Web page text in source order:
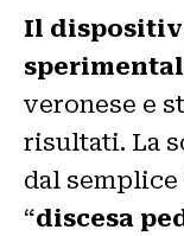
Il
veronese e
risultati. La
dal semplice
“discesa